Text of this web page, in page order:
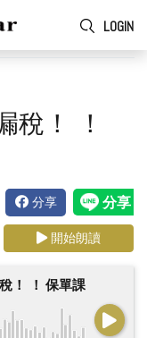
LOGIN
稅！ ！
分享
開始朗讀
！ ！ 保單課稅大解密